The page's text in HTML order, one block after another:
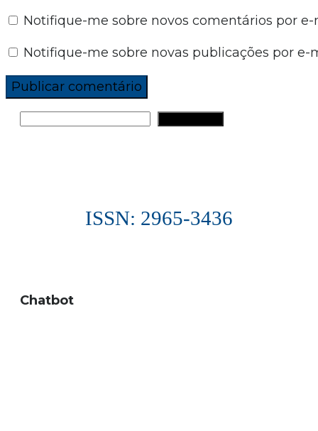
Notifique-me sobre novos comentários por e-
Notifique-me sobre novas publicações por e-
ISSN: 2965-3436
Chatbot